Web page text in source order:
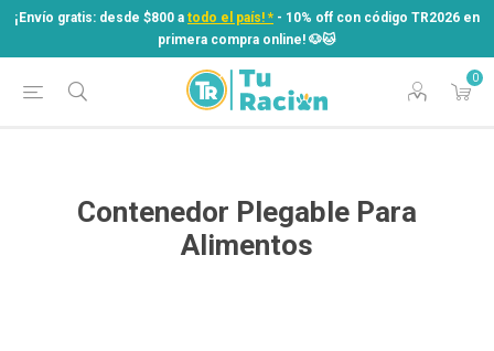
¡Envío gratis: desde $800 a todo el país! * - 10% off con código TR2026 en
primera compra online! ​🐶​🐱
0
¡Envío gratis: desde $800 atodo el país! *
- 10% off con código TR2026 en
primera compra online! ​🐶​🐱
Contenedor Plegable Para
Alimentos